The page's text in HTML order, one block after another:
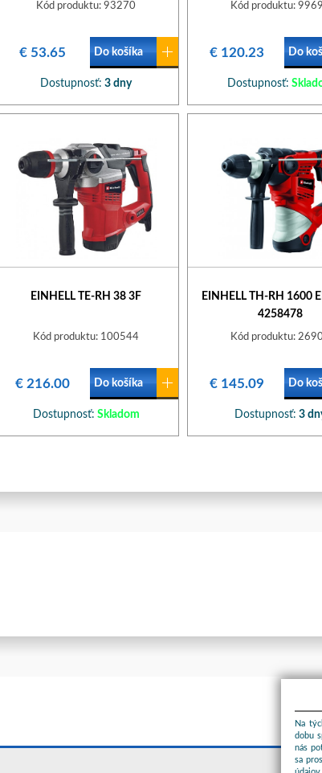
Kód produktu: 93270
€ 53.65 Do košíka
Dostupnosť: 3 dny
Kód produktu:
€ 120.23 Do
Dostupnosť:
EINHELL TE-RH 38 3F
Kód produktu: 100544
€ 216.00 Do košíka
Dostupnosť: Skladom
EINHELL TH-RH 1600
4258478
Kód produktu:
€ 145.09 Do
Dostupnosť: 3
Na
dobu
nás
sa